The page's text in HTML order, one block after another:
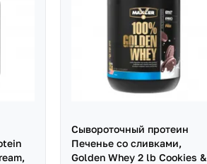
Сывороточный протеин
Печенье со сливками,
Golden Whey 2 lb Cookies &